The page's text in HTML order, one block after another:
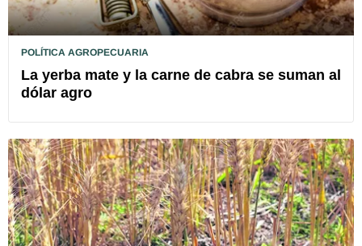
POLÍTICA AGROPECUARIA
La yerba mate y la carne de cabra se suman al
dólar agro